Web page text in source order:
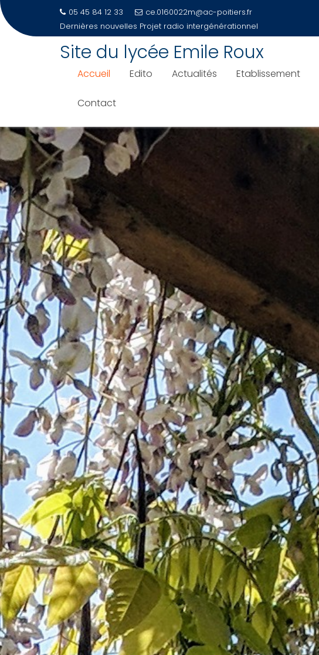
05 45 84 12 33
ce.0160022m@ac-poitiers.fr
Dernières nouvelles PORTES OUVERTES 2026-Samedi 21 mars
Site du lycée Emile Roux
Accueil Edito Actualités Etablissement
Contact